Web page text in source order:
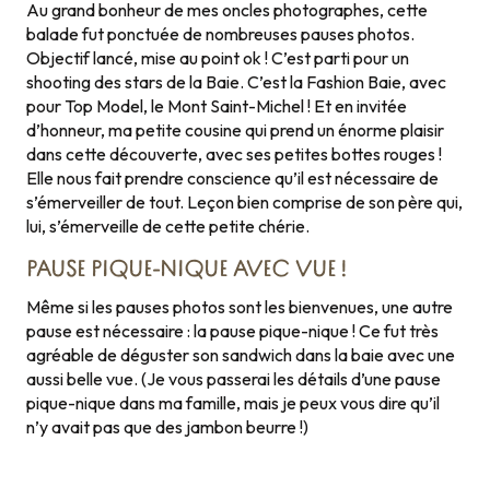
Au grand bonheur de mes oncles photographes, cette
balade fut ponctuée de nombreuses pauses photos.
Objectif lancé, mise au point ok ! C’est parti pour un
shooting des stars de la Baie. C’est la Fashion Baie, avec
pour Top Model, le Mont Saint-Michel ! Et en invitée
d’honneur, ma petite cousine qui prend un énorme plaisir
dans cette découverte, avec ses petites bottes rouges !
Elle nous fait prendre conscience qu’il est nécessaire de
s’émerveiller de tout. Leçon bien comprise de son père qui,
lui, s’émerveille de cette petite chérie.
PAUSE PIQUE-NIQUE AVEC VUE !
Même si les pauses photos sont les bienvenues, une autre
pause est nécessaire : la pause pique-nique ! Ce fut très
agréable de déguster son sandwich dans la baie avec une
aussi belle vue. (Je vous passerai les détails d’une pause
pique-nique dans ma famille, mais je peux vous dire qu’il
n’y avait pas que des jambon beurre !)